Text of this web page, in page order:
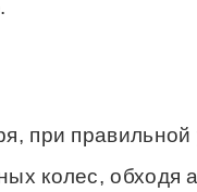
при правильной
колес, обходя